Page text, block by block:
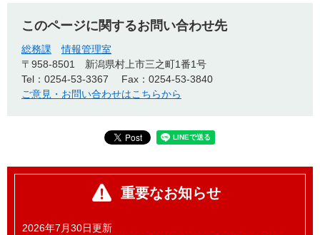
このページに関するお問い合わせ先
総務課
情報管理室
〒958-8501
新潟県村上市三之町1番1号
Tel：0254-53-3367
Fax：0254-53-3840
ご意見・お問い合わせはこちらから
重要なお知らせ
2026年7月30日更新